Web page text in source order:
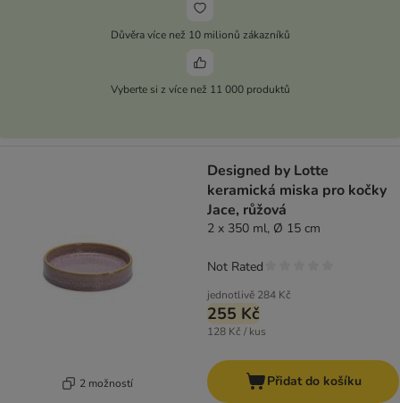
Důvěra více než 10 milionů zákazníků
Vyberte si z více než 11 000 produktů
2 možností
Designed by Lotte
keramická miska pro kočky
Jace, růžová
2 x 350 ml, Ø 15 cm
jednotlivě 284 Kč
255 Kč
128 Kč / kus
Not Rated
Přidat do košíku